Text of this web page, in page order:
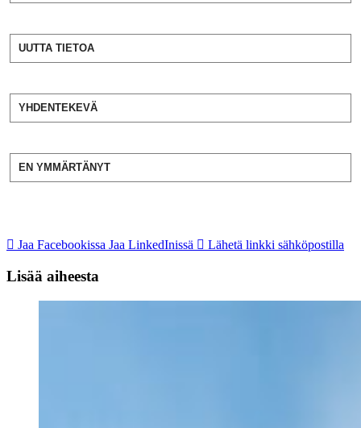
UUTTA TIETOA
YHDENTEKEVÄ
EN YMMÄRTÄNYT
Jaa Facebookissa Jaa LinkedInissä Lähetä linkki sähköpostilla
Lisää aiheesta